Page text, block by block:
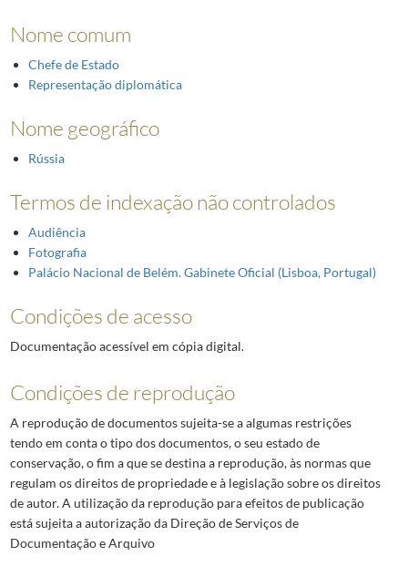
Nome comum
Chefe de Estado
Representação diplomática
Nome geográfico
Rússia
Termos de indexação não controlados
Audiência
Fotografia
Palácio Nacional de Belém. Gabinete Oficial (Lisboa, Portugal)
Condições de acesso
Documentação acessível em cópia digital.
Condições de reprodução
A reprodução de documentos sujeita-se a algumas restrições
tendo em conta o tipo dos documentos, o seu estado de
conservação, o fim a que se destina a reprodução, às normas que
regulam os direitos de propriedade e à legislação sobre os direitos
de autor. A utilização da reprodução para efeitos de publicação
está sujeita a autorização da Direção de Serviços de
Documentação e Arquivo